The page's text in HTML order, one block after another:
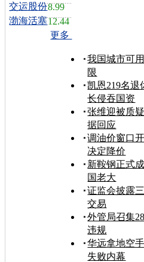
交运股份8.99
渤海活塞12.44
更多
我国城市可
限
凯恩219名退
长侵吞国资
张维迎被质
据回应
调油价窗口
决定降价
新鞍钢正式
国老大
证监会披露
交易
外管局召集
违规
华远拿地空
失败内幕